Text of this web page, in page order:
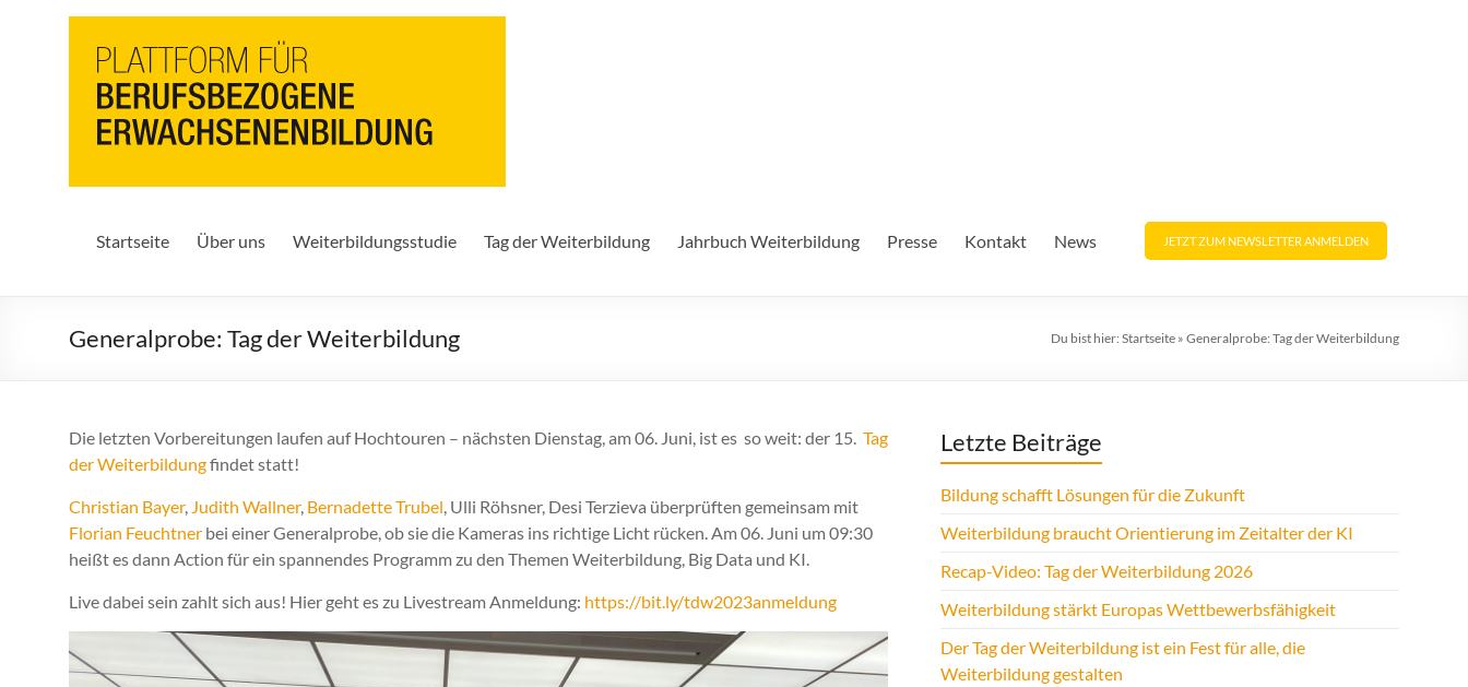
PbEB
Plattform
berufsbezogene
Startseite Über uns Weiterbildungsstudie Tag der Weiterbildung Jahrbuch Weiterbildung Presse Kontakt News JETZT ZUM NEWSLETTER ANMELDEN
Generalprobe: Tag der Weiterbildung Du bist hier: Startseite » Generalprobe: Tag der Weiterbildung
Die letzten Vorbereitungen laufen auf Hochtouren – nächsten Dienstag, am 06. Juni, ist es so weit: der 15. Tag
der Weiterbildungfindet statt!
Christian Bayer, Judith Wallner, Bernadette Trubel, Ulli Röhsner, Desi Terzieva überprüften gemeinsam mit
Florian Feuchtner bei einer Generalprobe, ob sie die Kameras ins richtige Licht rücken. Am 06. Juni um 09:30
heißt es dann Action für ein spannendes Programm zu den Themen Weiterbildung, Big Data und KI.
Live dabei sein zahlt sich aus! Hier geht es zu Livestream Anmeldung: https://bit.ly/tdw2023anmeldung
Letzte Beiträge
Bildung schafft Lösungen für die Zukunft
Weiterbildung braucht Orientierung im Zeitalter der KI
Recap-Video: Tag der Weiterbildung 2026
Weiterbildung stärkt Europas Wettbewerbsfähigkeit
Der Tag der Weiterbildung ist ein Fest für alle, die
Weiterbildung gestalten